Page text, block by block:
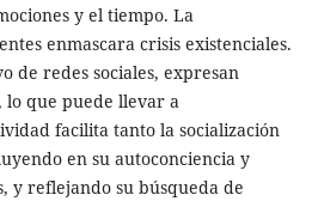
y el tiempo. La
enmascara crisis existenciales.
de redes sociales, expresan
lo que puede llevar a
facilita tanto la socialización
en su autoconciencia y
y reflejando su búsqueda de